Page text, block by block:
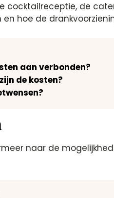
de
hoe de
aan verbonden?
de kosten?
naar de